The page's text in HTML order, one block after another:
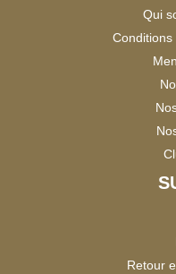
Qui
Conditions
Retour